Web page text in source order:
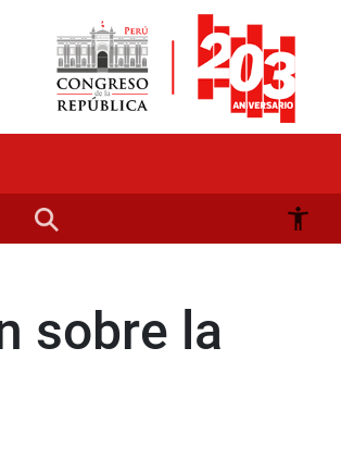
sobre la